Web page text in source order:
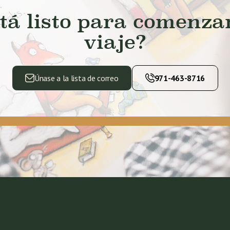
listo para
viaje?
Únase a la lista de correo 971-463-8716